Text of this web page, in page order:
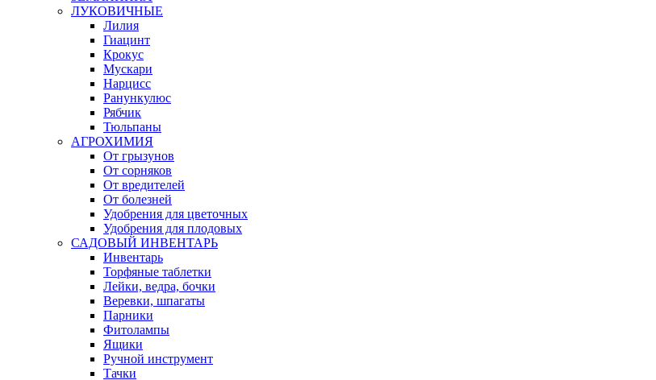
ЛУКОВИЧНЫЕ
Лилия
Гиацинт
Крокус
Мускари
Нарцисс
Ранункулюс
Рябчик
Тюльпаны
АГРОХИМИЯ
От грызунов
От сорняков
От вредителей
От болезней
Удобрения для цветочных
Удобрения для плодовых
САДОВЫЙ ИНВЕНТАРЬ
Инвентарь
Торфяные таблетки
Лейки, ведра, бочки
Веревки, шпагаты
Парники
Фитолампы
Ящики
Ручной инструмент
Тачки